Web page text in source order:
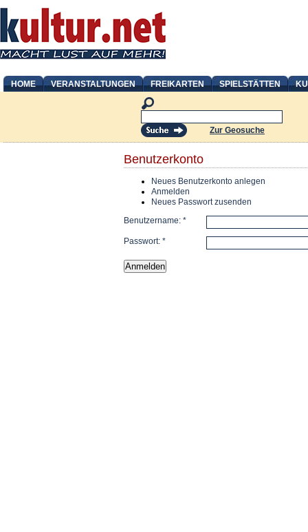
HOME VERANSTALTUNGEN FREIKARTEN SPIELSTÄTTEN
Zur Geosuche
Benutzerkonto
Neues Benutzerkonto anlegen
Anmelden
Neues Passwort zusenden
Benutzername: *
Passwort: *